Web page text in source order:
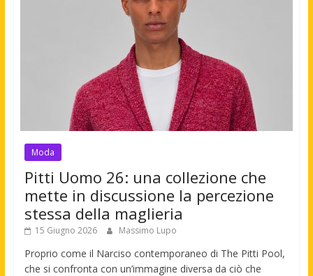
Moda
Pitti Uomo 26: una collezione che
mette in discussione la percezione
stessa della maglieria
15 Giugno 2026 Massimo Lupo
Proprio come il Narciso contemporaneo di The Pitti Pool,
che si confronta con un’immagine diversa da ciò che